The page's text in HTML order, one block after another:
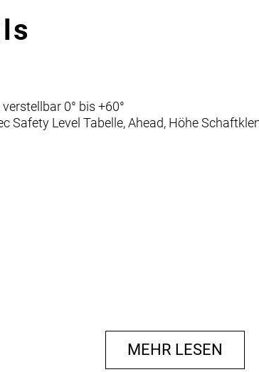
0° bis +60°
Safety Level Tabelle, Ahead, Höhe
MEHR LESEN